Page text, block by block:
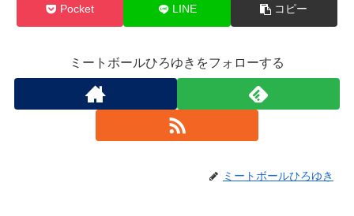
Pocket LINE コピー
ミートボールひろゆきをフォローする
ミートボールひろゆき